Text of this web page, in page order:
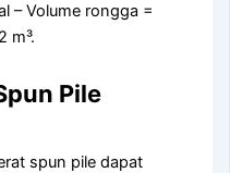
– Volume rongga =
m³.
Pile
spun pile dapat